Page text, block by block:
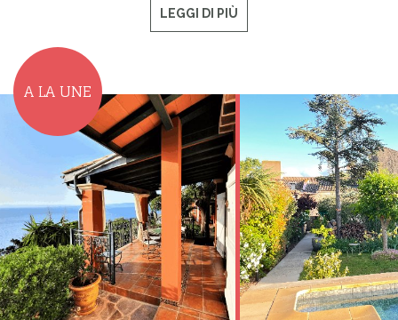
LEGGI DI PIÙ
A LA UNE